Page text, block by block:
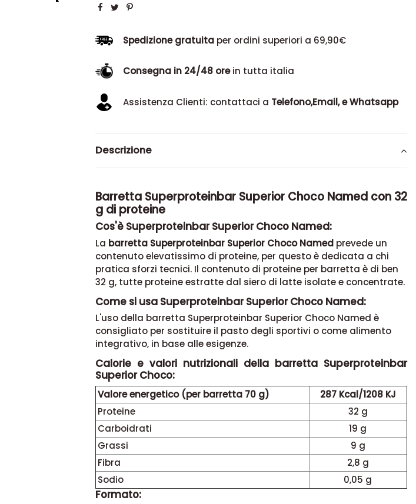
Spedizione gratuitaper ordini superiori a 69,90€
Consegna in 24/48 orein tutta italia
Assistenza Clienti: contattaci a Telefono,Email, e Whatsapp
Descrizione
Barretta Superproteinbar Superior Choco Named con 32
g di proteine
Cos'è Superproteinbar Superior Choco Named:
La barretta Superproteinbar Superior Choco Namedprevede un
contenuto elevatissimo di proteine, per questo è dedicata a chi
pratica sforzi tecnici. Il contenuto di proteine per barretta è di ben
32 g, tutte proteine estratte dal siero di latte isolate e concentrate.
Come si usa Superproteinbar Superior Choco Named:
L'uso della barretta Superproteinbar Superior Choco Named è
consigliato per sostituire il pasto degli sportivi o come alimento
integrativo, in base alle esigenze.
Calorie e valori nutrizionali della barretta Superproteinbar
Superior Choco:
Valore energetico (per barretta 70 g)
287 Kcal/1208 KJ
Proteine
32 g
Carboidrati
19 g
Grassi
9 g
Fibra
2,8 g
Sodio
0,05 g
Formato: